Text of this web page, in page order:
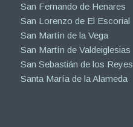
San Fernando de Henares
San Lorenzo de El Escorial
San Martín de la Vega
San Martín de Valdeiglesias
San Sebastián de los Reyes
Santa María de la Alameda